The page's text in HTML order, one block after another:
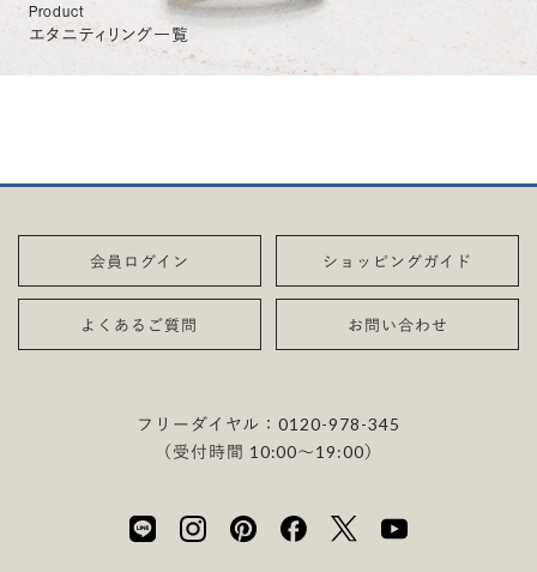
Product
エタニティリング一覧
会員ログイン ショッピングガイド
よくあるご質問 お問い合わせ
フリーダイヤル：0120-978-345
（受付時間 10:00〜19:00）